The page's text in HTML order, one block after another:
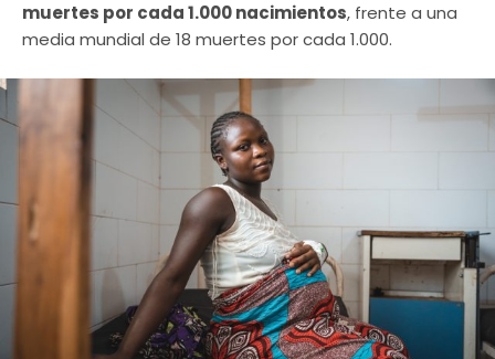
muertes por cada 1.000 nacimientos, frente a una
media mundial de 18 muertes por cada 1.000.